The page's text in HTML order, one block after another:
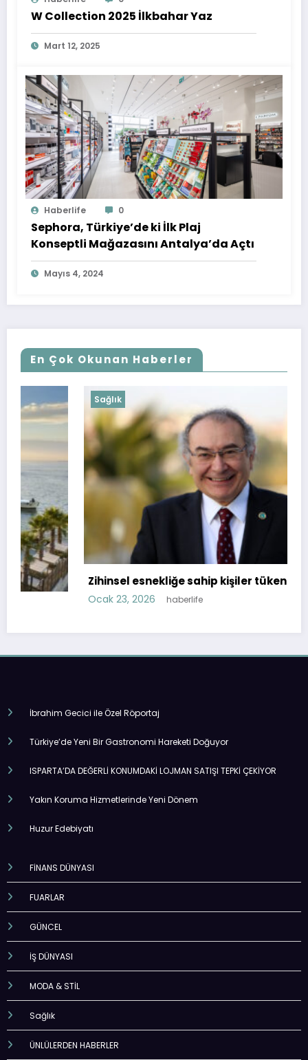
W Collection 2025 İlkbahar Yaz
Mart 12, 2025
Haberlife 0
Sephora, Türkiye’de ki İlk Plaj
Konseptli Mağazasını Antalya’da Açtı
Mayıs 4, 2024
En Çok Okunan Haberler
Sağlık
Zihinsel esnekliğe sahip kişiler tükenmiyor!
Ocak 23, 2026 haberlife
İbrahim Gecici ile Özel Röportaj
Türkiye’de Yeni Bir Gastronomi Hareketi Doğuyor
ISPARTA’DA DEĞERLİ KONUMDAKİ LOJMAN SATIŞI TEPKİ ÇEKİYOR
Yakın Koruma Hizmetlerinde Yeni Dönem
Huzur Edebiyatı
FİNANS DÜNYASI
FUARLAR
GÜNCEL
İŞ DÜNYASI
MODA & STİL
Sağlık
ÜNLÜLERDEN HABERLER